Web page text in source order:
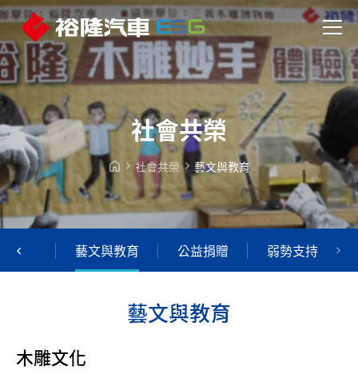
社會共榮
社會共榮 藝文與教育
環境 藝文與教育 公益捐贈 弱勢支持
藝文與教育
木雕文化